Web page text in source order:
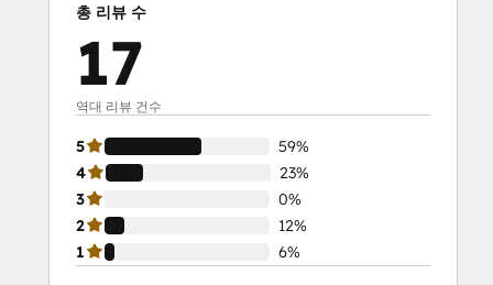
총 리뷰 수
17
역대 리뷰 건수
5
59%
4
23%
3
0%
2
12%
1
6%